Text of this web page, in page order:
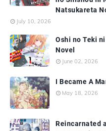
Natsukareta
July 10, 2026
Oshi no Teki
Novel
June 02, 2026
I Became A
May 18, 2026
Reincarnated